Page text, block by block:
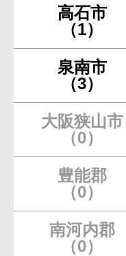
高石市
（1）
泉南市
（3）
大阪狭山市
（0）
豊能郡
（0）
南河内郡
（0）